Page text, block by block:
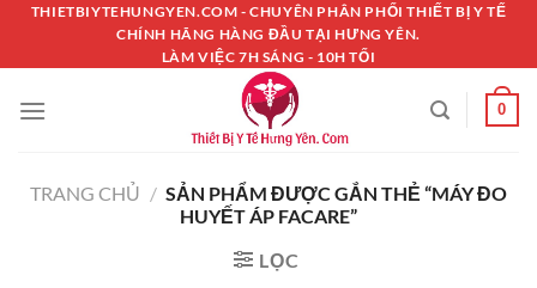
Chuyển
nội
dung
THIETBIYTEHUNGYEN.COM - CHUYÊN PHÂN PHỐI THIẾT BỊ Y TẾ
CHÍNH HÃNG HÀNG ĐẦU TẠI HƯNG YÊN.
LÀM VIỆC 7H SÁNG - 10H TỐI
0
TRANG CHỦ / SẢN PHẨM ĐƯỢC GẮN THẺ “MÁY ĐO
HUYẾT ÁP FACARE”
LỌC